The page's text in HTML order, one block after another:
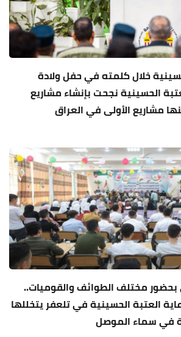
خلال كلمته في حفل ولادة
الحسينية نجحت بإنشاء مشاريع
مشاريع الأولى في العراق
بحضور مختلف الطوائف والقوميات..
العتبة الحسينية في تلعفر يتخللها
في سماء الموصل